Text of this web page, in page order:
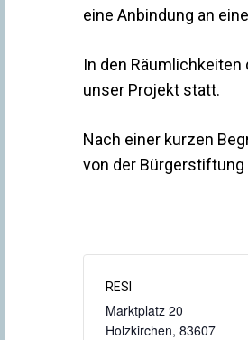
eine Anbindung an
In den
unser Projekt statt.
Nach einer kurzen
von der
RESI
Marktplatz 20
Holzkirchen, 83607